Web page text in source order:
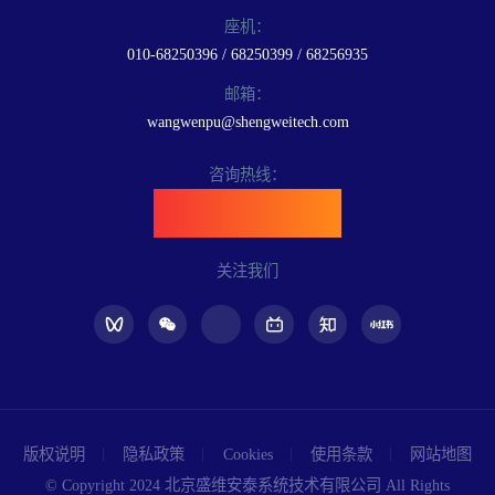
座机：
010-68250396 / 68250399 / 68256935
邮箱：
wangwenpu@shengweitech.com
咨询热线：
关注我们
版权说明 隐私政策 Cookies 使用条款
网站地图
© Copyright 2024 北京盛维安泰系统技术有限公司 All Rights